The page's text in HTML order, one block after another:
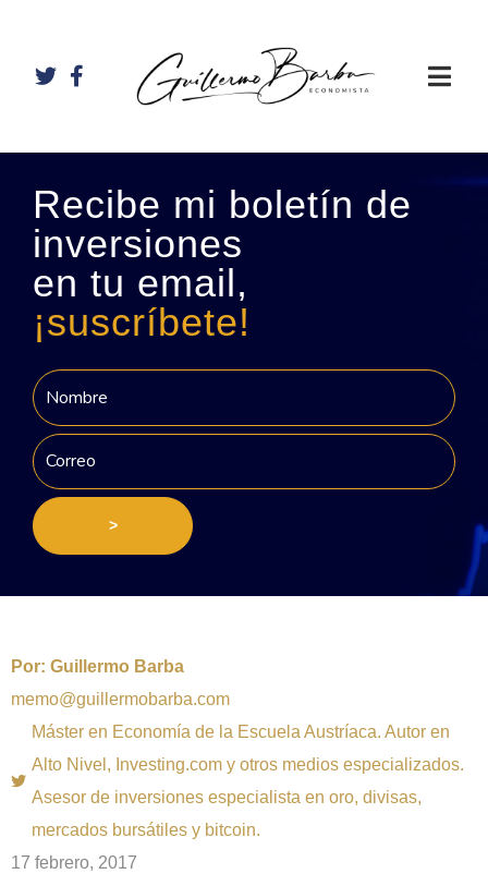
Recibe mi boletín de
inversiones
en tu email,
¡suscríbete!
>
Por: Guillermo Barba
memo@guillermobarba.com
Máster en Economía de la Escuela Austríaca. Autor en
Alto Nivel, Investing.com y otros medios especializados.
Asesor de inversiones especialista en oro, divisas,
mercados bursátiles y bitcoin.
17 febrero, 2017